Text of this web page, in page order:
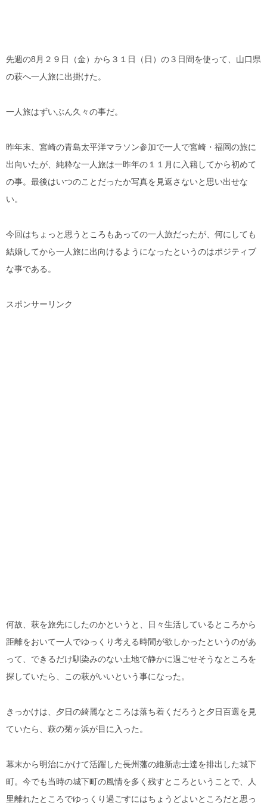
先週の8月２９日（金）から３１日（日）の３日間を使って、山口県
の萩へ一人旅に出掛けた。
一人旅はずいぶん久々の事だ。
昨年末、宮崎の青島太平洋マラソン参加で一人で宮崎・福岡の旅に
出向いたが、純粋な一人旅は一昨年の１１月に入籍してから初めて
の事。最後はいつのことだったか写真を見返さないと思い出せな
い。
今回はちょっと思うところもあっての一人旅だったが、何にしても
結婚してから一人旅に出向けるようになったというのはポジティブ
な事である。
スポンサーリンク
何故、萩を旅先にしたのかというと、日々生活しているところから
距離をおいて一人でゆっくり考える時間が欲しかったというのがあ
って、できるだけ馴染みのない土地で静かに過ごせそうなところを
探していたら、この萩がいいという事になった。
きっかけは、夕日の綺麗なところは落ち着くだろうと夕日百選を見
ていたら、萩の菊ヶ浜が目に入った。
幕末から明治にかけて活躍した長州藩の維新志士達を排出した城下
町。今でも当時の城下町の風情を多く残すところということで、人
里離れたところでゆっくり過ごすにはちょうどよいところだと思っ